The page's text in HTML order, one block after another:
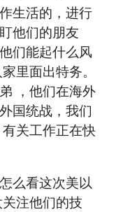
生活的，进行
他们的朋友
们能起什么风
里面出特务。
，他们在海外
国统战，我们
关工作正在快
么看这次美以
注他们的技